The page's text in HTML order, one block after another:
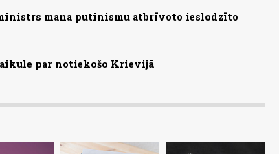
mana putinismu atbrīvoto ieslodzīto
par notiekošo Krievijā